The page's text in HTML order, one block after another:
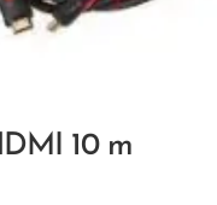
10 m